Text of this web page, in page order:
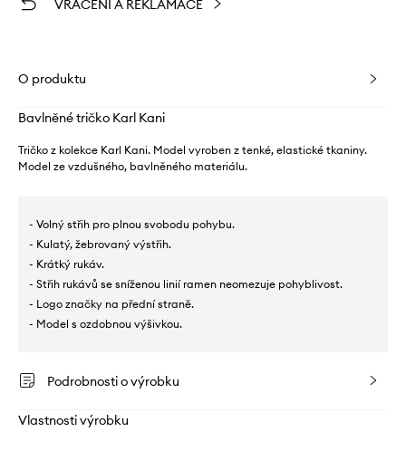
VRÁCENÍ A REKLAMACE
O produktu
Bavlněné tričko Karl Kani
Tričko z kolekce Karl Kani. Model vyroben z tenké, elastické tkaniny.
Model ze vzdušného, ​​bavlněného materiálu.
- Volný střih pro plnou svobodu pohybu.
- Kulatý, žebrovaný výstřih.
- Krátký rukáv.
- Střih rukávů se sníženou linií ramen neomezuje pohyblivost.
- Logo značky na přední straně.
- Model s ozdobnou výšivkou.
Podrobnosti o výrobku
Vlastnosti výrobku